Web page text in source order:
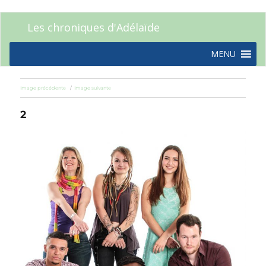
Les chroniques d'Adélaïde
MENU
Image précédente Image suivante
2